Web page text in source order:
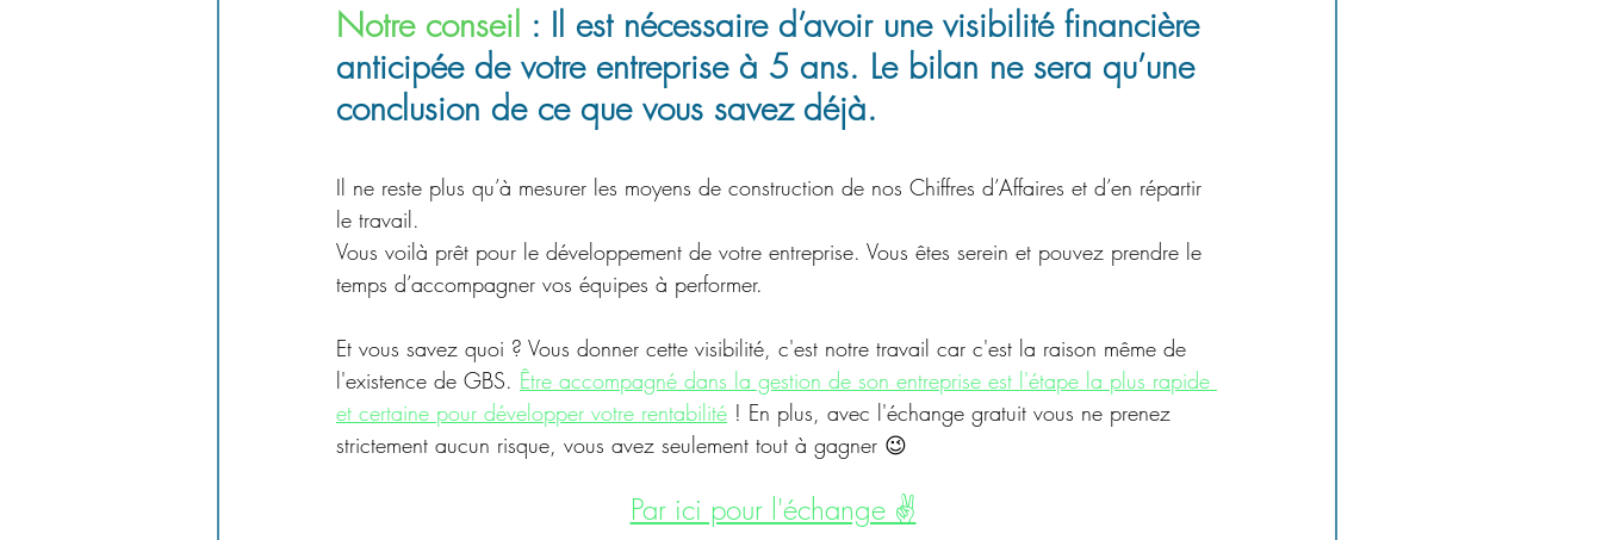
Notre conseil : Il est nécessaire d’avoir une visibilité financière
anticipée de votre entreprise à 5 ans. Le bilan ne sera qu’une
conclusion de ce que vous savez déjà.
Il ne reste plus qu’à mesurer les moyens de construction de nos Chiffres d’Affaires et d’en répartir
le travail.
Vous voilà prêt pour le développement de votre entreprise. Vous êtes serein et pouvez prendre le
temps d’accompagner vos équipes à performer.
Et vous savez quoi ? Vous donner cette visibilité, c'est notre travail car c'est la raison même de
l'existence de GBS. Être accompagné dans la gestion de son entreprise est l'étape la plus rapide
et certaine pour développer votre rentabilité ! En plus, avec l'échange gratuit vous ne prenez
strictement aucun risque, vous avez seulement tout à gagner 😉
Par ici pour l'échange ✌